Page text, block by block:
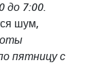
до 7:00.
шум,
пятницу с